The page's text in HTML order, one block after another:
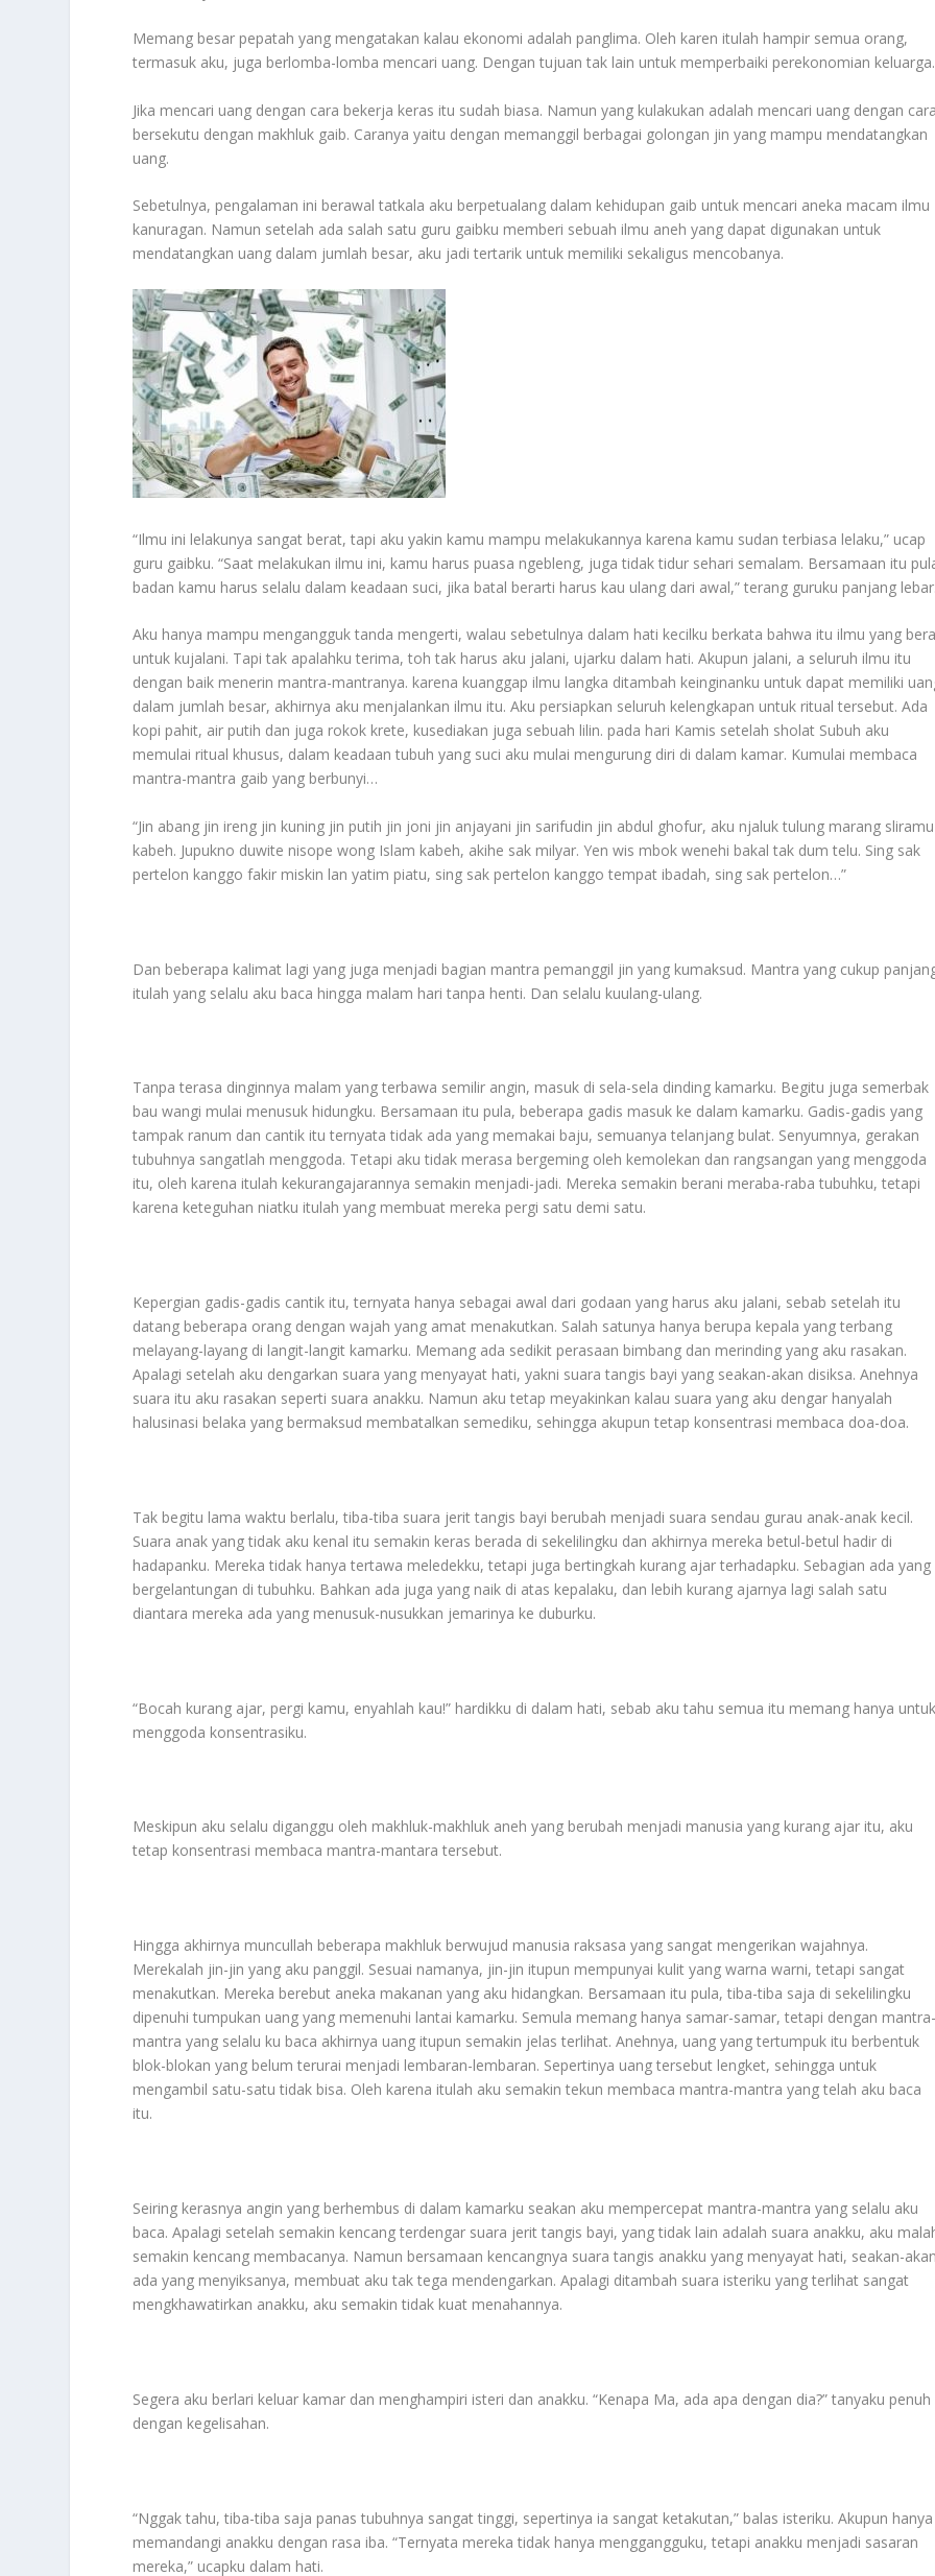
Memang besar pepatah yang mengatakan kalau ekonomi adalah panglima. Oleh karen itulah hampir semua orang,
termasuk aku, juga berlomba-lomba mencari uang. Dengan tujuan tak lain untuk memperbaiki perekonomian keluarga.
Jika mencari uang dengan cara bekerja keras itu sudah biasa. Namun yang kulakukan adalah mencari uang dengan
bersekutu dengan makhluk gaib. Caranya yaitu dengan memanggil berbagai golongan jin yang mampu mendatangkan
uang.
Sebetulnya, pengalaman ini berawal tatkala aku berpetualang dalam kehidupan gaib untuk mencari aneka macam ilmu
kanuragan. Namun setelah ada salah satu guru gaibku memberi sebuah ilmu aneh yang dapat digunakan untuk
mendatangkan uang dalam jumlah besar, aku jadi tertarik untuk memiliki sekaligus mencobanya.
“Ilmu ini lelakunya sangat berat, tapi aku yakin kamu mampu melakukannya karena kamu sudan terbiasa lelaku,” ucap
guru gaibku. “Saat melakukan ilmu ini, kamu harus puasa ngebleng, juga tidak tidur sehari semalam. Bersamaan itu
badan kamu harus selalu dalam keadaan suci, jika batal berarti harus kau ulang dari awal,” terang guruku panjang
Aku hanya mampu mengangguk tanda mengerti, walau sebetulnya dalam hati kecilku berkata bahwa itu ilmu yang
untuk kujalani. Tapi tak apalahku terima, toh tak harus aku jalani, ujarku dalam hati. Akupun jalani, a seluruh ilmu itu
dengan baik menerin mantra-mantranya. karena kuanggap ilmu langka ditambah keinginanku untuk dapat memiliki
dalam jumlah besar, akhirnya aku menjalankan ilmu itu. Aku persiapkan seluruh kelengkapan untuk ritual tersebut. Ada
kopi pahit, air putih dan juga rokok krete, kusediakan juga sebuah lilin. pada hari Kamis setelah sholat Subuh aku
memulai ritual khusus, dalam keadaan tubuh yang suci aku mulai mengurung diri di dalam kamar. Kumulai membaca
mantra-mantra gaib yang berbunyi…
“Jin abang jin ireng jin kuning jin putih jin joni jin anjayani jin sarifudin jin abdul ghofur, aku njaluk tulung marang sliramu
kabeh. Jupukno duwite nisope wong Islam kabeh, akihe sak milyar. Yen wis mbok wenehi bakal tak dum telu. Sing sak
pertelon kanggo fakir miskin lan yatim piatu, sing sak pertelon kanggo tempat ibadah, sing sak pertelon…”
Dan beberapa kalimat lagi yang juga menjadi bagian mantra pemanggil jin yang kumaksud. Mantra yang cukup
itulah yang selalu aku baca hingga malam hari tanpa henti. Dan selalu kuulang-ulang.
Tanpa terasa dinginnya malam yang terbawa semilir angin, masuk di sela-sela dinding kamarku. Begitu juga semerbak
bau wangi mulai menusuk hidungku. Bersamaan itu pula, beberapa gadis masuk ke dalam kamarku. Gadis-gadis yang
tampak ranum dan cantik itu ternyata tidak ada yang memakai baju, semuanya telanjang bulat. Senyumnya, gerakan
tubuhnya sangatlah menggoda. Tetapi aku tidak merasa bergeming oleh kemolekan dan rangsangan yang menggoda
itu, oleh karena itulah kekurangajarannya semakin menjadi-jadi. Mereka semakin berani meraba-raba tubuhku, tetapi
karena keteguhan niatku itulah yang membuat mereka pergi satu demi satu.
Kepergian gadis-gadis cantik itu, ternyata hanya sebagai awal dari godaan yang harus aku jalani, sebab setelah itu
datang beberapa orang dengan wajah yang amat menakutkan. Salah satunya hanya berupa kepala yang terbang
melayang-layang di langit-langit kamarku. Memang ada sedikit perasaan bimbang dan merinding yang aku rasakan.
Apalagi setelah aku dengarkan suara yang menyayat hati, yakni suara tangis bayi yang seakan-akan disiksa. Anehnya
suara itu aku rasakan seperti suara anakku. Namun aku tetap meyakinkan kalau suara yang aku dengar hanyalah
halusinasi belaka yang bermaksud membatalkan semediku, sehingga akupun tetap konsentrasi membaca doa-doa.
Tak begitu lama waktu berlalu, tiba-tiba suara jerit tangis bayi berubah menjadi suara sendau gurau anak-anak kecil.
Suara anak yang tidak aku kenal itu semakin keras berada di sekelilingku dan akhirnya mereka betul-betul hadir di
hadapanku. Mereka tidak hanya tertawa meledekku, tetapi juga bertingkah kurang ajar terhadapku. Sebagian ada yang
bergelantungan di tubuhku. Bahkan ada juga yang naik di atas kepalaku, dan lebih kurang ajarnya lagi salah satu
diantara mereka ada yang menusuk-nusukkan jemarinya ke duburku.
“Bocah kurang ajar, pergi kamu, enyahlah kau!” hardikku di dalam hati, sebab aku tahu semua itu memang hanya
menggoda konsentrasiku.
Meskipun aku selalu diganggu oleh makhluk-makhluk aneh yang berubah menjadi manusia yang kurang ajar itu, aku
tetap konsentrasi membaca mantra-mantara tersebut.
Hingga akhirnya muncullah beberapa makhluk berwujud manusia raksasa yang sangat mengerikan wajahnya.
Merekalah jin-jin yang aku panggil. Sesuai namanya, jin-jin itupun mempunyai kulit yang warna warni, tetapi sangat
menakutkan. Mereka berebut aneka makanan yang aku hidangkan. Bersamaan itu pula, tiba-tiba saja di sekelilingku
dipenuhi tumpukan uang yang memenuhi lantai kamarku. Semula memang hanya samar-samar, tetapi dengan
mantra yang selalu ku baca akhirnya uang itupun semakin jelas terlihat. Anehnya, uang yang tertumpuk itu berbentuk
blok-blokan yang belum terurai menjadi lembaran-lembaran. Sepertinya uang tersebut lengket, sehingga untuk
mengambil satu-satu tidak bisa. Oleh karena itulah aku semakin tekun membaca mantra-mantra yang telah aku baca
itu.
Seiring kerasnya angin yang berhembus di dalam kamarku seakan aku mempercepat mantra-mantra yang selalu aku
baca. Apalagi setelah semakin kencang terdengar suara jerit tangis bayi, yang tidak lain adalah suara anakku, aku
semakin kencang membacanya. Namun bersamaan kencangnya suara tangis anakku yang menyayat hati, seakan-
ada yang menyiksanya, membuat aku tak tega mendengarkan. Apalagi ditambah suara isteriku yang terlihat sangat
mengkhawatirkan anakku, aku semakin tidak kuat menahannya.
Segera aku berlari keluar kamar dan menghampiri isteri dan anakku. “Kenapa Ma, ada apa dengan dia?” tanyaku penuh
dengan kegelisahan.
“Nggak tahu, tiba-tiba saja panas tubuhnya sangat tinggi, sepertinya ia sangat ketakutan,” balas isteriku. Akupun hanya
memandangi anakku dengan rasa iba. “Ternyata mereka tidak hanya menggangguku, tetapi anakku menjadi sasaran
mereka,” ucapku dalam hati.